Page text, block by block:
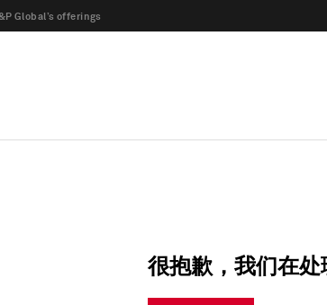
Global’s offerings
很抱歉，我们在处